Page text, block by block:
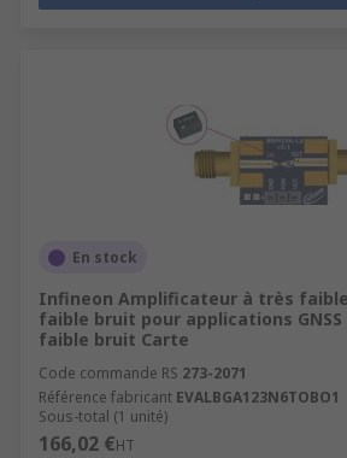
En stock
Infineon Amplificateur à très
faible bruit pour applications
faible bruit Carte
Code commande RS 273-2071
Référence fabricant EVALBGA123N6TOBO1
Sous-total (1 unité)
166,02 €HT